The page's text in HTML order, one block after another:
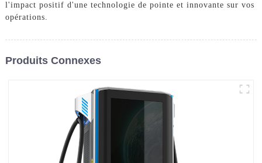
l'impact positif d'une technologie de pointe et innovante sur vos
opérations.
Produits Connexes